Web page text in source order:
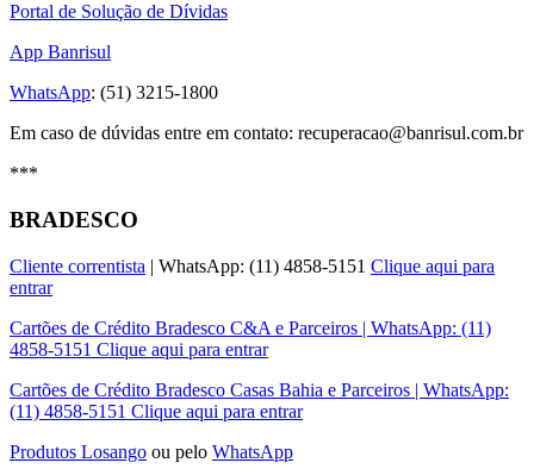
Portal de Solução de Dívidas
App Banrisul
WhatsApp: (51) 3215-1800
Em caso de dúvidas entre em contato: recuperacao@banrisul.com.br
***
BRADESCO
Cliente correntista | WhatsApp: (11) 4858-5151 Clique aqui para
entrar
Cartões de Crédito Bradesco C&A e Parceiros | WhatsApp: (11)
4858-5151 Clique aqui para entrar
Cartões de Crédito Bradesco Casas Bahia e Parceiros | WhatsApp:
(11) 4858-5151 Clique aqui para entrar
Produtos Losango ou pelo WhatsApp